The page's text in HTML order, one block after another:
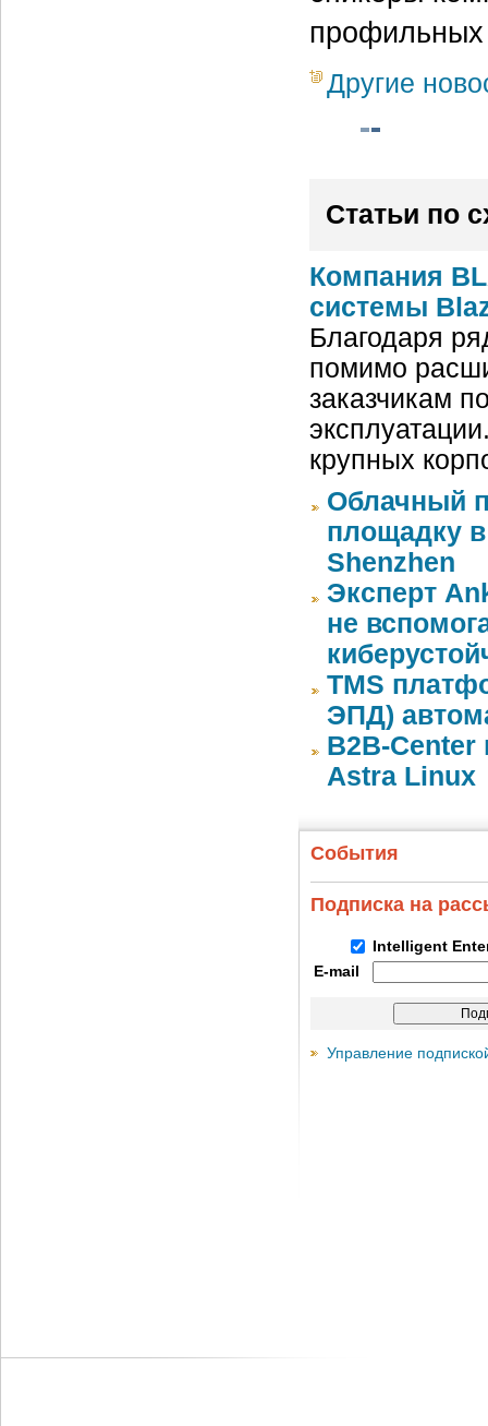
профильных
Другие
Статьи по
Компания
системы
Благодаря
помимо
заказчикам
крупных
Облачный
площадку в
Shenzhen
Эксперт
не
TMS
ЭПД)
B2B-Center
Astra Linux
События
Подписка на
Intelligent
E-mail
Управление